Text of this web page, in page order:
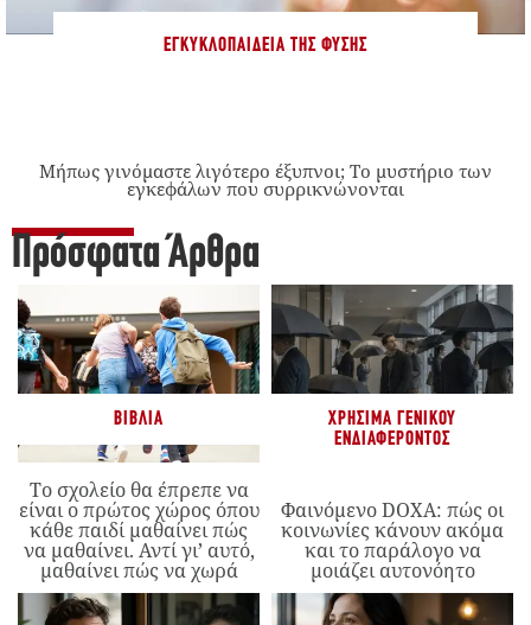
ΕΓΚΥΚΛΟΠΑΊΔΕΙΑ ΤΗΣ ΦΎΣΗΣ
Μήπως γινόμαστε λιγότερο έξυπνοι; Το μυστήριο των
εγκεφάλων που συρρικνώνονται
Πρόσφατα Άρθρα
ΒΙΒΛΊΑ
Το σχολείο θα έπρεπε να
είναι ο πρώτος χώρος όπου
κάθε παιδί μαθαίνει πώς
να μαθαίνει. Αντί γι’ αυτό,
μαθαίνει πώς να χωρά
ΧΡΉΣΙΜΑ ΓΕΝΙΚΟΎ
ΕΝΔΙΑΦΈΡΟΝΤΟΣ
Φαινόμενο DOXA: πώς οι
κοινωνίες κάνουν ακόμα
και το παράλογο να
μοιάζει αυτονόητο